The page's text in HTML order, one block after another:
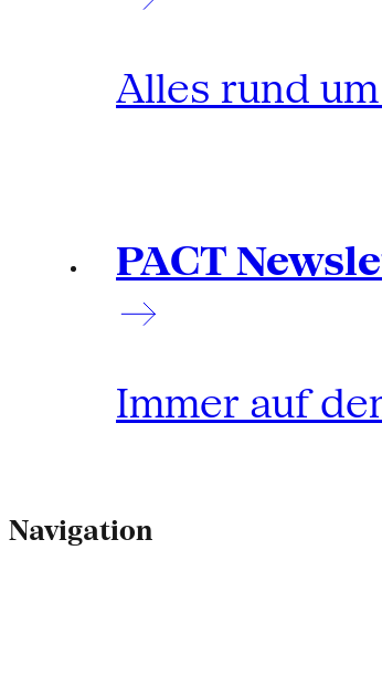
Alles rund
PACT
Immer auf
Navigation